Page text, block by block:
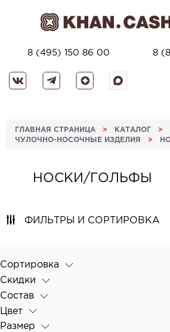
8 (495) 150 86 00 8
ГЛАВНАЯ СТРАНИЦА > КАТАЛОГ >
ЧУЛОЧНО-НОСОЧНЫЕ ИЗДЕЛИЯ >
НОСКИ/ГОЛЬФЫ
ФИЛЬТРЫ И СОРТИРОВКА
Сортировка
Скидки
Состав
Цвет
Размер